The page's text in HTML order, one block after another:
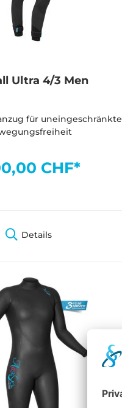
Ultra 4/3 Men
für uneingeschränkte
CHF*
Details